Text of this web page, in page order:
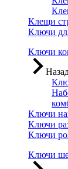
Клещи
Ключи
Ключи
Ключи
Ключи
Ключи
Ключи